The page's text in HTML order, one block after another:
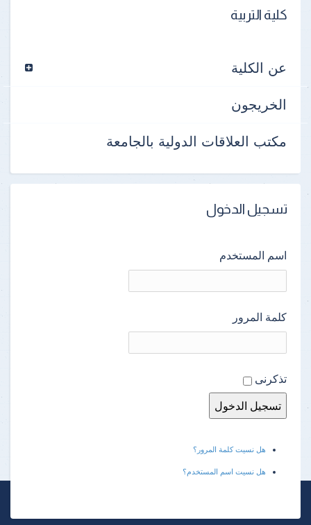
كلية التربية
عن الكلية
الخريجون
مكتب العلاقات الدولية بالجامعة
تسجيل الدخول
اسم المستخدم
كلمة المرور
تذكرنى
هل نسيت كلمة المرور؟
هل نسيت اسم المستخدم؟